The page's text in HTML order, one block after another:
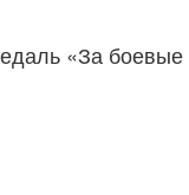
«За боевые